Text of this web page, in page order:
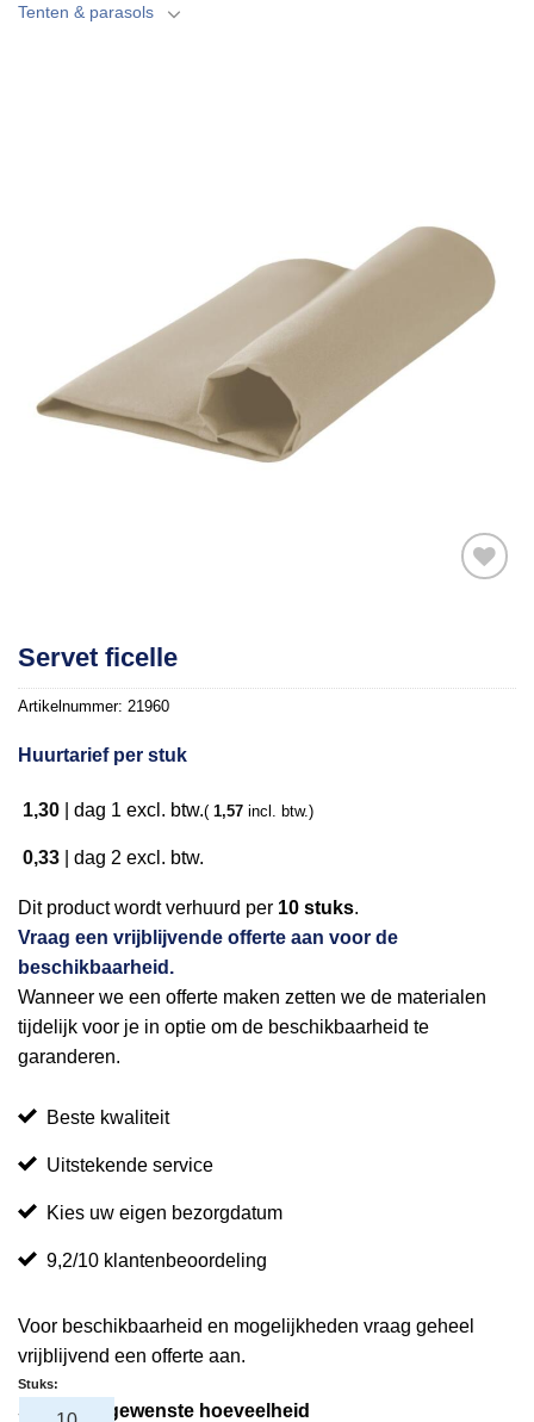
Tenten & parasols
verlanglijst
Servet ficelle
Artikelnummer: 21960
Huurtarief per stuk
1,30 dag 1 excl. btw.( 1,57 incl. btw.)
0,33 dag 2 excl. btw.
Dit product wordt verhuurd per 10 stuks.
Vraag een vrijblijvende offerte aan voor de
beschikbaarheid.
Wanneer we een offerte maken zetten we de materialen
tijdelijk voor je in optie om de beschikbaarheid te
garanderen.
Beste kwaliteit
Uitstekende service
Kies uw eigen bezorgdatum
9,2/10 klantenbeoordeling
Voor beschikbaarheid en mogelijkheden vraag geheel
vrijblijvend een offerte aan.
Selecteer gewenste hoeveelheid
Stuks: